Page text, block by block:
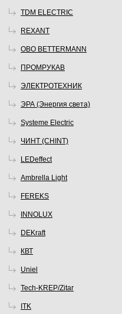
TDM ELECTRIC
REXANT
OBO BETTERMANN
ПРОМРУКАВ
ЭЛЕКТРОТЕХНИК
ЭРА (Энергия света)
Systeme Electric
ЧИНТ (CHINT)
LEDeffect
Ambrella Light
FEREKS
INNOLUX
DEKraft
КВТ
Uniel
Tech-KREP/Zitar
ITK